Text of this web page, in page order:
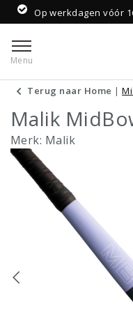
Op werkdagen vóór
Menu
Terug naar Home |
Malik
Merk: Malik